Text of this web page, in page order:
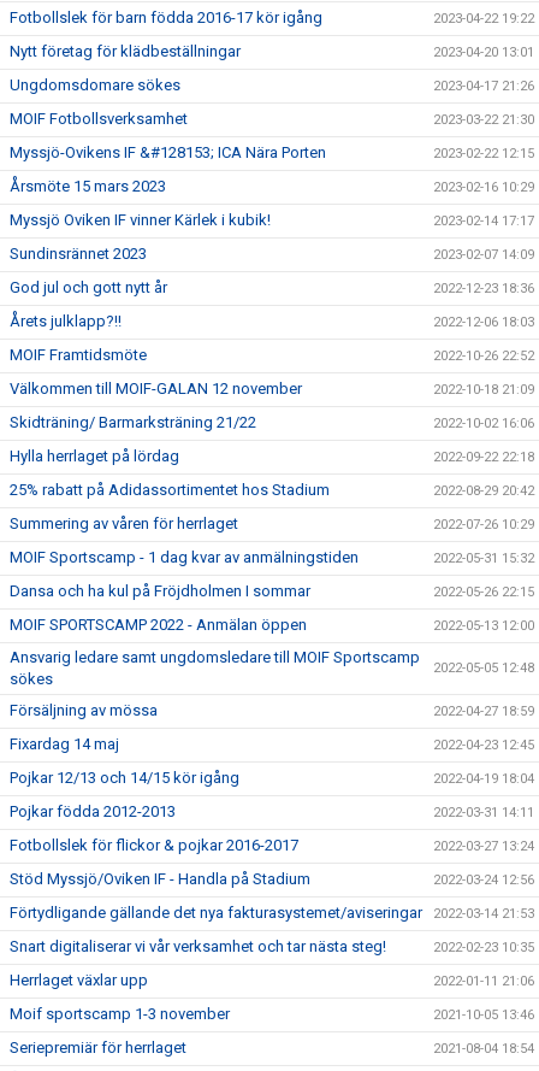
Fotbollslek för barn födda 2016-17 kör igång 2023-04-22 19:22
Nytt företag för klädbeställningar 2023-04-20 13:01
Ungdomsdomare sökes 2023-04-17 21:26
MOIF Fotbollsverksamhet 2023-03-22 21:30
Myssjö-Ovikens IF &#128153; ICA Nära Porten 2023-02-22 12:15
Årsmöte 15 mars 2023 2023-02-16 10:29
Myssjö Oviken IF vinner Kärlek i kubik! 2023-02-14 17:17
Sundinsrännet 2023 2023-02-07 14:09
God jul och gott nytt år 2022-12-23 18:36
Årets julklapp?!! 2022-12-06 18:03
MOIF Framtidsmöte 2022-10-26 22:52
Välkommen till MOIF-GALAN 12 november 2022-10-18 21:09
Skidträning/ Barmarksträning 21/22 2022-10-02 16:06
Hylla herrlaget på lördag 2022-09-22 22:18
25% rabatt på Adidassortimentet hos Stadium 2022-08-29 20:42
Summering av våren för herrlaget 2022-07-26 10:29
MOIF Sportscamp - 1 dag kvar av anmälningstiden 2022-05-31 15:32
Dansa och ha kul på Fröjdholmen I sommar 2022-05-26 22:15
MOIF SPORTSCAMP 2022 - Anmälan öppen 2022-05-13 12:00
Ansvarig ledare samt ungdomsledare till MOIF Sportscamp
sökes
2022-05-05 12:48
Försäljning av mössa 2022-04-27 18:59
Fixardag 14 maj 2022-04-23 12:45
Pojkar 12/13 och 14/15 kör igång 2022-04-19 18:04
Pojkar födda 2012-2013 2022-03-31 14:11
Fotbollslek för flickor & pojkar 2016-2017 2022-03-27 13:24
Stöd Myssjö/Oviken IF - Handla på Stadium 2022-03-24 12:56
Förtydligande gällande det nya fakturasystemet/aviseringar 2022-03-14 21:53
Snart digitaliserar vi vår verksamhet och tar nästa steg! 2022-02-23 10:35
Herrlaget växlar upp 2022-01-11 21:06
Moif sportscamp 1-3 november 2021-10-05 13:46
Seriepremiär för herrlaget 2021-08-04 18:54